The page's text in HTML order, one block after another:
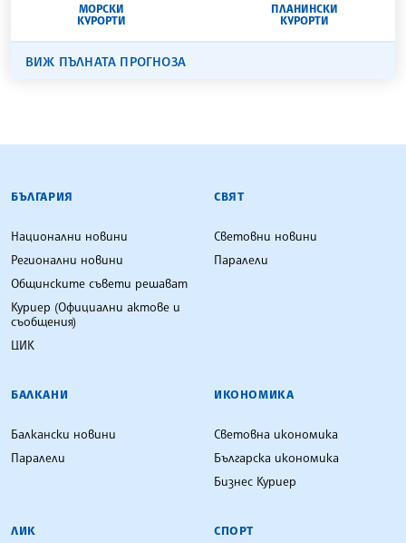
МОРСКИ
КУРОРТИ
ПЛАНИНСКИ
КУРОРТИ
ВИЖ ПЪЛНАТА ПРОГНОЗА
БЪЛГАРСКА ТЕЛЕГРАФНА АГЕНЦИЯ
БЪЛГАРИЯ
Национални новини
Регионални новини
Общинските съвети решават
Куриер (Официални актове и
съобщения)
ЦИК
СВЯТ
Световни новини
Паралели
БАЛКАНИ
Балкански новини
Паралели
ИКОНОМИКА
Световна икономика
Българска икономика
Бизнес Куриер
ЛИК СПОРТ